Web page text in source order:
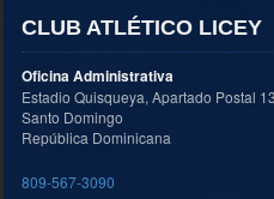
CLUB ATLÉTICO LICEY
Oficina Administrativa
Estadio Quisqueya, Apartado Postal
Santo Domingo
República Dominicana
809-567-3090